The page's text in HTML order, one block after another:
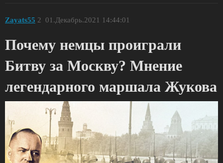
Zayats55 01.Декабрь.2021 14:44:01
2
Почему немцы проиграли
Битву за Москву? Мнение
легендарного маршала Жукова